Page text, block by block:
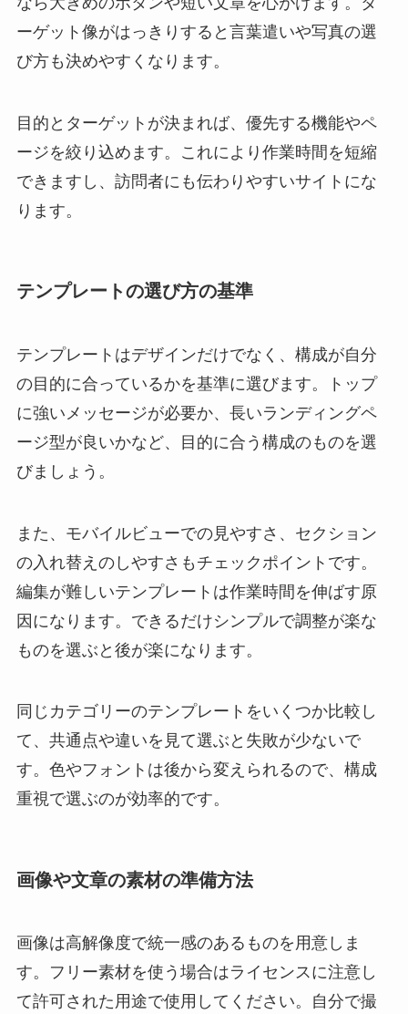
ーゲット像がはっきりすると言葉遣いや写真の選
び方も決めやすくなります。
目的とターゲットが決まれば、優先する機能やペ
ージを絞り込めます。これにより作業時間を短縮
できますし、訪問者にも伝わりやすいサイトにな
ります。
テンプレートの選び方の基準
テンプレートはデザインだけでなく、構成が自分
の目的に合っているかを基準に選びます。トップ
に強いメッセージが必要か、長いランディングペ
ージ型が良いかなど、目的に合う構成のものを選
びましょう。
また、モバイルビューでの見やすさ、セクション
の入れ替えのしやすさもチェックポイントです。
編集が難しいテンプレートは作業時間を伸ばす原
因になります。できるだけシンプルで調整が楽な
ものを選ぶと後が楽になります。
同じカテゴリーのテンプレートをいくつか比較し
て、共通点や違いを見て選ぶと失敗が少ないで
す。色やフォントは後から変えられるので、構成
重視で選ぶのが効率的です。
画像や文章の素材の準備方法
画像は高解像度で統一感のあるものを用意しま
す。フリー素材を使う場合はライセンスに注意し
て許可された用途で使用してください。自分で撮